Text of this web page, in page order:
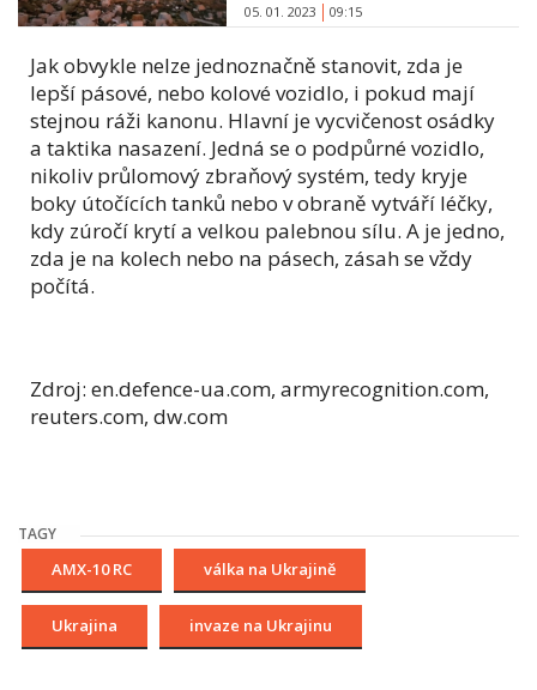
05. 01. 2023 09:15
Jak obvykle nelze jednoznačně stanovit, zda je
lepší pásové, nebo kolové vozidlo, i pokud mají
stejnou ráži kanonu. Hlavní je vycvičenost osádky
a taktika nasazení. Jedná se o podpůrné vozidlo,
nikoliv průlomový zbraňový systém, tedy kryje
boky útočících tanků nebo v obraně vytváří léčky,
kdy zúročí krytí a velkou palebnou sílu. A je jedno,
zda je na kolech nebo na pásech, zásah se vždy
počítá.
Zdroj: en.defence-ua.com, armyrecognition.com,
reuters.com, dw.com
TAGY
AMX-10 RC válka na Ukrajině
Ukrajina invaze na Ukrajinu